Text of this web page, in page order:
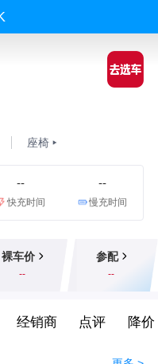
座椅
--
快充时间
--
慢充时间
裸车价
--
参配
--
经销商 点评 降价